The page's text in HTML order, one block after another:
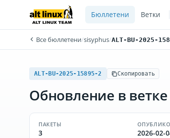
Бюллетени Ветки
Все бюллетени/sisyphus/ALT-BU-2025-
ALT-BU-2025-15895-2 Скопировать
Обновление в ветке
ПАКЕТЫ
3 2026-02-